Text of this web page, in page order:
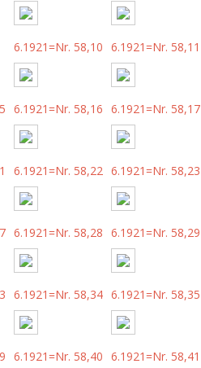
6.1921=Nr. 58,10 6.1921=Nr. 58,11
6.1921=Nr. 58,16 6.1921=Nr. 58,17
6.1921=Nr. 58,22 6.1921=Nr. 58,23
6.1921=Nr. 58,28 6.1921=Nr. 58,29
6.1921=Nr. 58,34 6.1921=Nr. 58,35
6.1921=Nr. 58,40 6.1921=Nr. 58,41